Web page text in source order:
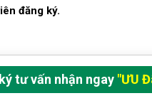
đăng ký.
tư vấn nhận ngay "ƯU